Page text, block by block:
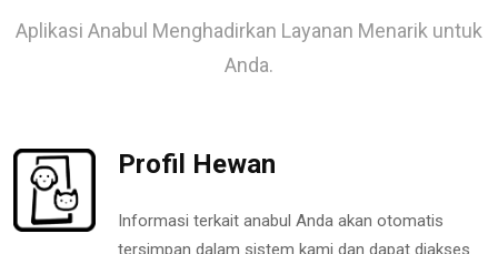
Aplikasi Anabul Menghadirkan Layanan Menarik untuk
Anda.
Profil Hewan
Informasi terkait anabul Anda akan otomatis
tersimpan dalam sistem kami dan dapat diakses